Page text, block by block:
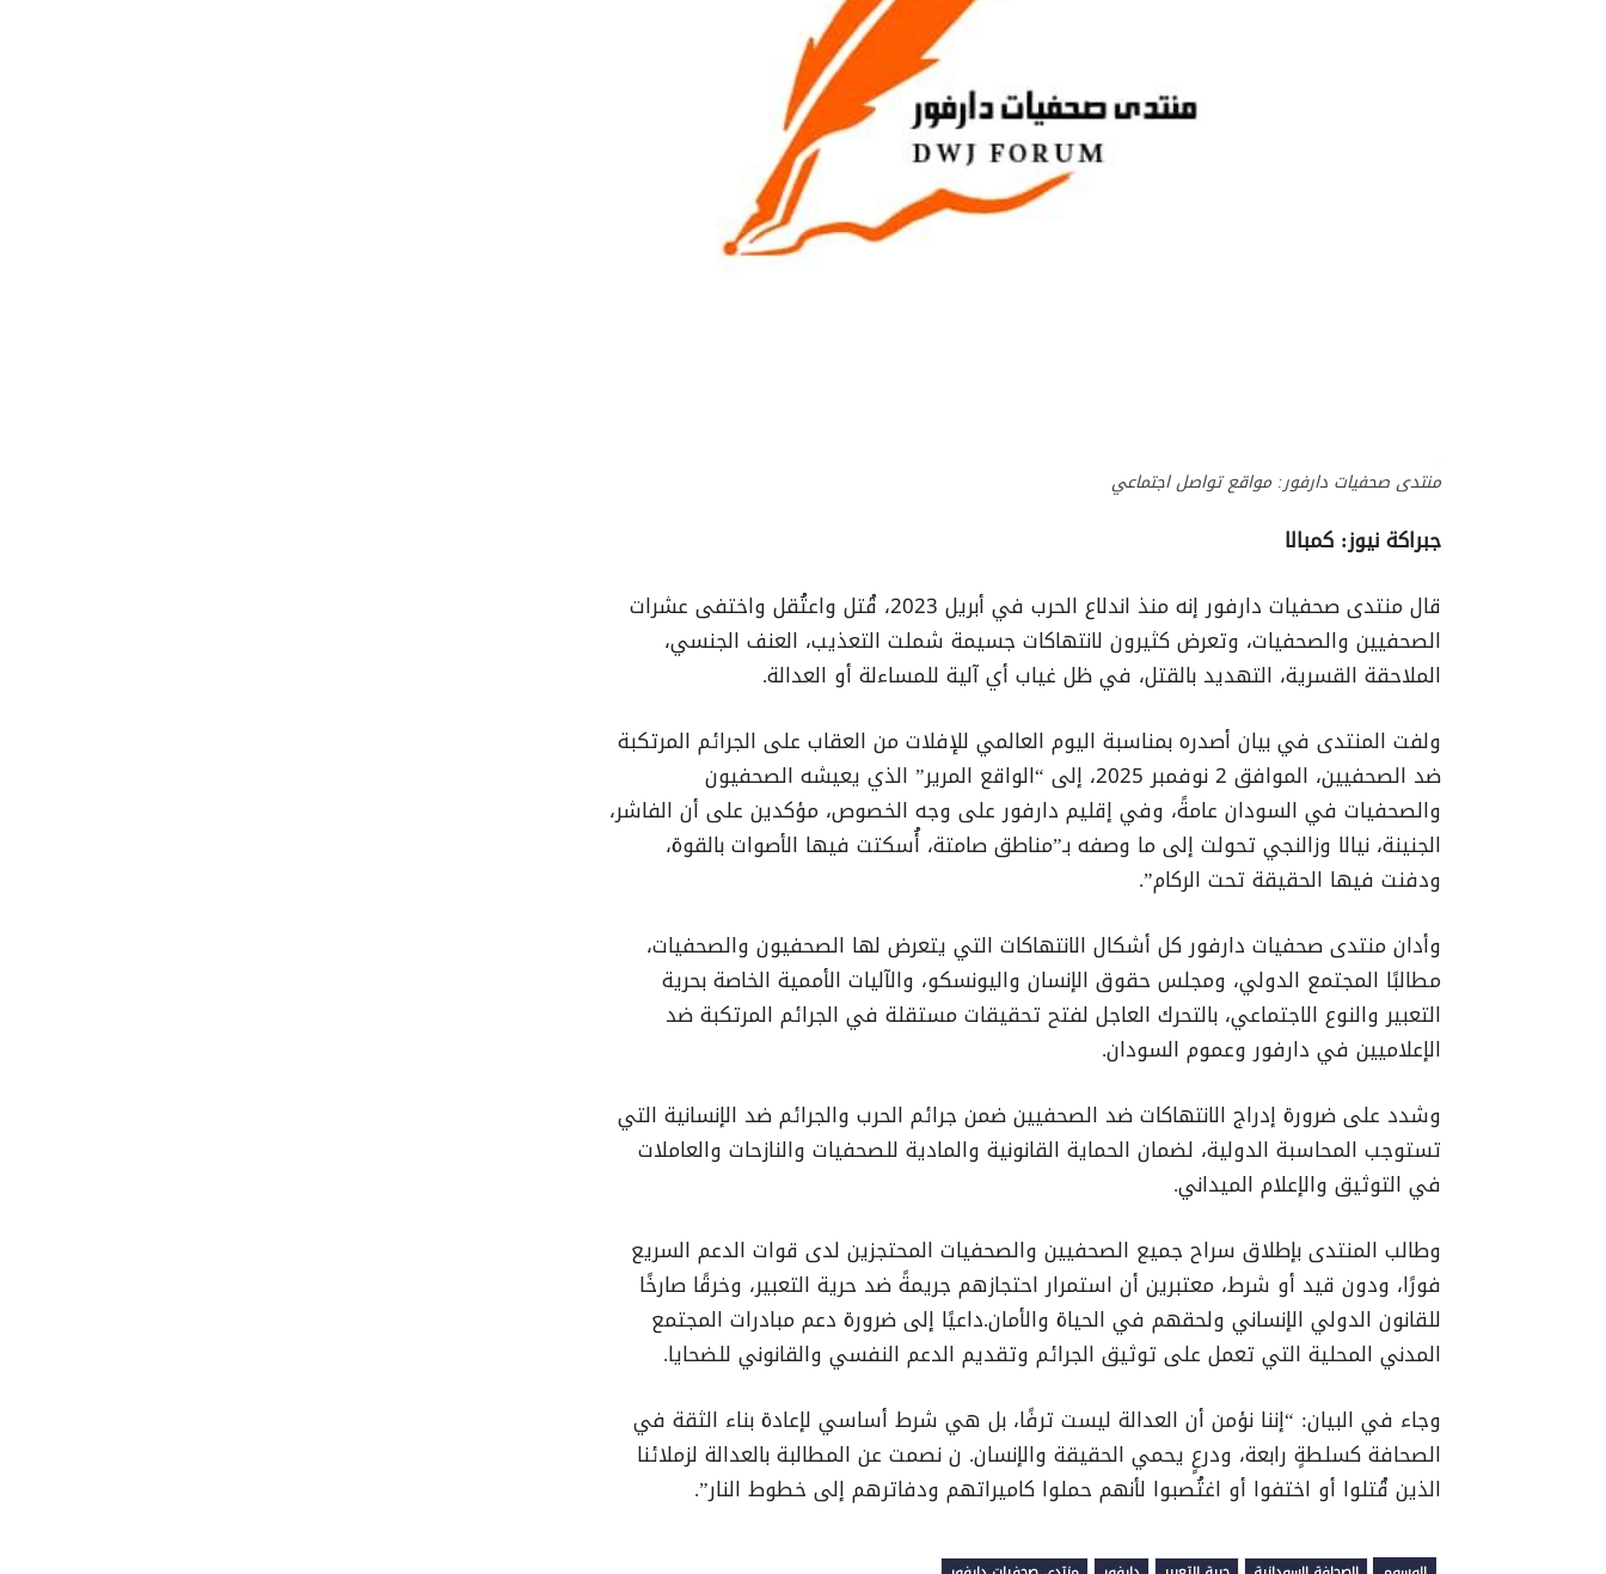
منتدى صحفيات دارفور: مواقع تواصل اجتماعي
جبراكة نيوز: كمبالا
قال منتدى صحفيات دارفور إنه منذ اندلاع الحرب في أبريل 2023، قُتل واعتُقل واختفى عشرات
الصحفيين والصحفيات، وتعرض كثيرون لانتهاكات جسيمة شملت التعذيب، العنف الجنسي،
الملاحقة القسرية، التهديد بالقتل، في ظل غياب أي آلية للمساءلة أو العدالة.
ولفت المنتدى في بيان أصدره بمناسبة اليوم العالمي للإفلات من العقاب على الجرائم المرتكبة
ضد الصحفيين، الموافق 2 نوفمبر 2025، إلى “الواقع المرير” الذي يعيشه الصحفيون
والصحفيات في السودان عامةً، وفي إقليم دارفور على وجه الخصوص، مؤكدين على أن الفاشر،
الجنينة، نيالا وزالنجي تحولت إلى ما وصفه بـ”مناطق صامتة، أُسكتت فيها الأصوات بالقوة،
ودفنت فيها الحقيقة تحت الركام”.
وأدان منتدى صحفيات دارفور كل أشكال الانتهاكات التي يتعرض لها الصحفيون والصحفيات،
مطالبًا المجتمع الدولي، ومجلس حقوق الإنسان واليونسكو، والآليات الأممية الخاصة بحرية
التعبير والنوع الاجتماعي، بالتحرك العاجل لفتح تحقيقات مستقلة في الجرائم المرتكبة ضد
الإعلاميين في دارفور وعموم السودان.
وشدد على ضرورة إدراج الانتهاكات ضد الصحفيين ضمن جرائم الحرب والجرائم ضد الإنسانية التي
تستوجب المحاسبة الدولية، لضمان الحماية القانونية والمادية للصحفيات والنازحات والعاملات
في التوثيق والإعلام الميداني.
وطالب المنتدى بإطلاق سراح جميع الصحفيين والصحفيات المحتجزين لدى قوات الدعم السريع
فورًا، ودون قيد أو شرط، معتبرين أن استمرار احتجازهم جريمةً ضد حرية التعبير، وخرقًا صارخًا
للقانون الدولي الإنساني ولحقهم في الحياة والأمان.داعيًا إلى ضرورة دعم مبادرات المجتمع
المدني المحلية التي تعمل على توثيق الجرائم وتقديم الدعم النفسي والقانوني للضحايا.
وجاء في البيان: “إننا نؤمن أن العدالة ليست ترفًا، بل هي شرط أساسي لإعادة بناء الثقة في
الصحافة كسلطةٍ رابعة، ودرعٍ يحمي الحقيقة والإنسان. ن نصمت عن المطالبة بالعدالة لزملائنا
الذين قُتلوا أو اختفوا أو اغتُصبوا لأنهم حملوا كاميراتهم ودفاترهم إلى خطوط النار”.